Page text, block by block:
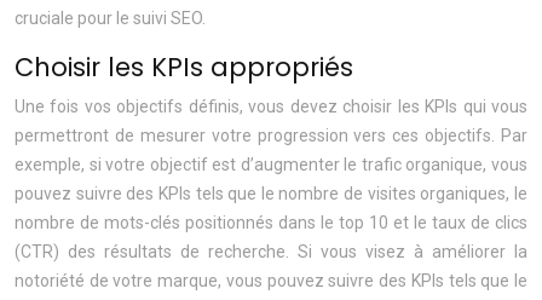
cruciale pour le suivi SEO.
Choisir les KPIs appropriés
Une fois vos objectifs définis, vous devez choisir les KPIs qui vous
permettront de mesurer votre progression vers ces objectifs. Par
exemple, si votre objectif est d’augmenter le trafic organique, vous
pouvez suivre des KPIs tels que le nombre de visites organiques, le
nombre de mots-clés positionnés dans le top 10 et le taux de clics
(CTR) des résultats de recherche. Si vous visez à améliorer la
notoriété de votre marque, vous pouvez suivre des KPIs tels que le